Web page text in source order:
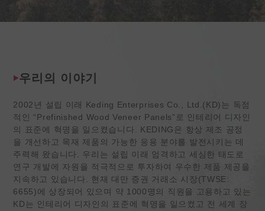
우리의 이야기
2002년 설립 이래 Keding Enterprises Co., Ltd.(KD)는 독점
적인 “Prefinished Wood Veneer Panels”로 인테리어 디자인
의 표준에 혁명을 일으켰습니다. KEDING은 항상 제조 공정
을 개선하고 목재 제품의 가능한 응용 분야를 발전시키는 데
주력해 왔습니다. 우리는 설립 이래 엄격하고 세심한 태도로
연구 개발에 자원을 적극적으로 투자하여 우수한 제품 제공을
지속하고 있습니다. 현재 대만 증권 거래소 시장(TWSE:
6655)에 상장되어 있으며 약 1000명의 직원을 고용하고 있는
KD는 인테리어 디자인의 표준에 혁명을 일으켰고 전 세계 장